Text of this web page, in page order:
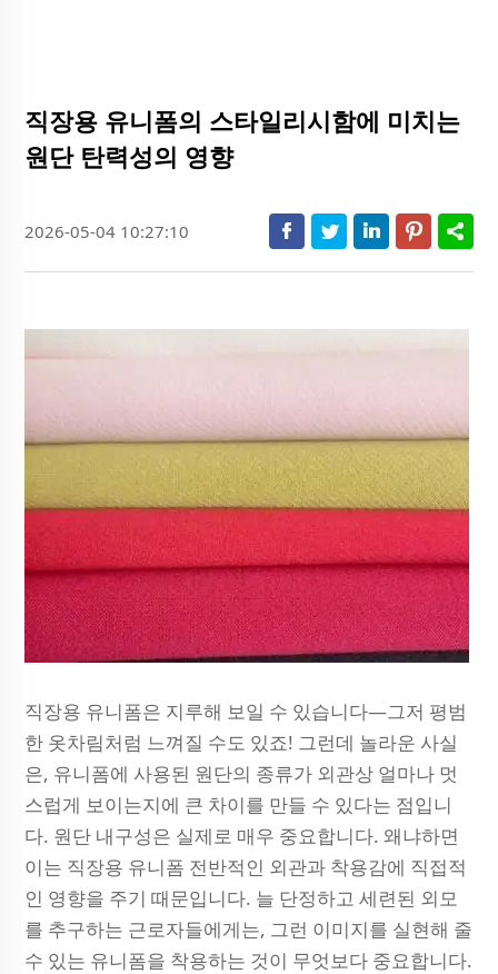
직장용 유니폼의 스타일리시함에 미치는
원단 탄력성의 영향
2026-05-04 10:27:10
직장용 유니폼은 지루해 보일 수 있습니다—그저 평범
한 옷차림처럼 느껴질 수도 있죠! 그런데 놀라운 사실
은, 유니폼에 사용된 원단의 종류가 외관상 얼마나 멋
스럽게 보이는지에 큰 차이를 만들 수 있다는 점입니
다. 원단 내구성은 실제로 매우 중요합니다. 왜냐하면
이는 직장용 유니폼 전반적인 외관과 착용감에 직접적
인 영향을 주기 때문입니다. 늘 단정하고 세련된 외모
를 추구하는 근로자들에게는, 그런 이미지를 실현해 줄
수 있는 유니폼을 착용하는 것이 무엇보다 중요합니다.